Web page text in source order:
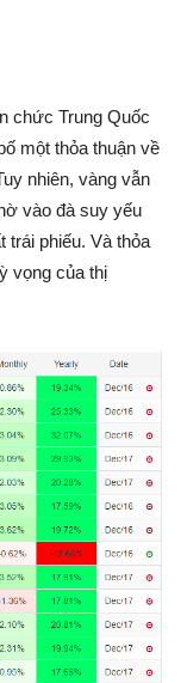
chức Trung Quốc
một thỏa thuận về
nhiên, vàng vẫn
vào đà suy yếu
trái phiếu. Và thỏa
vọng của thị